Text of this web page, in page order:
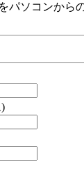
パソコンから